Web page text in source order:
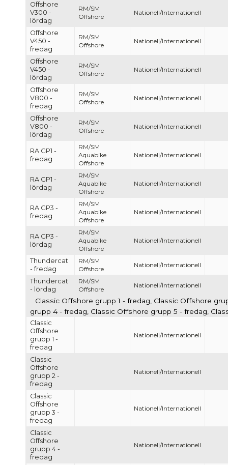
Offshore
V300 -
lördag
RM/SM
Offshore
Nationell/Internationell
Offshore
V450 -
fredag
RM/SM
Offshore
Nationell/Internationell
Offshore
V450 -
lördag
RM/SM
Offshore
Nationell/Internationell
Offshore
V800 -
fredag
RM/SM
Offshore
Nationell/Internationell
Offshore
V800 -
lördag
RM/SM
Offshore
Nationell/Internationell
RA GP1 -
fredag
RM/SM
Aquabike
Offshore
Nationell/Internationell
RA GP1 -
lördag
RM/SM
Aquabike
Offshore
Nationell/Internationell
RA GP3 -
fredag
RM/SM
Aquabike
Offshore
Nationell/Internationell
RA GP3 -
lördag
RM/SM
Aquabike
Offshore
Nationell/Internationell
Thundercat
- fredag
RM/SM
Offshore
Nationell/Internationell
Thundercat
- lördag
RM/SM
Offshore
Nationell/Internationell
Classic Offshore grupp 1 - fredag, Classic Offshore
grupp 4 - fredag, Classic Offshore grupp 5 - fredag,
Classic
Offshore
grupp 1 -
fredag
Nationell/Internationell
Classic
Offshore
grupp 2 -
fredag
Nationell/Internationell
Classic
Offshore
grupp 3 -
fredag
Nationell/Internationell
Classic
Offshore
grupp 4 -
fredag
Nationell/Internationell